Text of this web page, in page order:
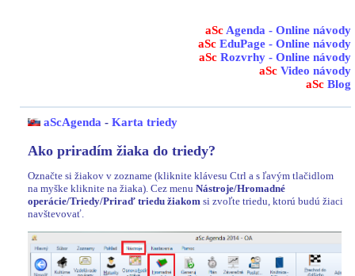
aSc Agenda - Online návody
aSc EduPage - Online návody
aSc Rozvrhy - Online návody
aSc Video návody
aSc Blog
aScAgenda - Karta triedy
Ako priradím žiaka do triedy?
Označte si žiakov v zozname (kliknite klávesu Ctrl a s ľavým tlačidlom
na myške kliknite na žiaka). Cez menu Nástroje/Hromadné
operácie/Triedy/Priraď triedu žiakom si zvoľte triedu, ktorú budú žiaci
navštevovať.